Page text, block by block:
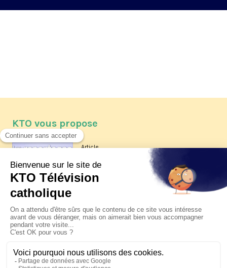
KTO vous propose
Article
Les reportages d'été 2026 de KTO
La visite pastorale du pape Léon
XIV à Assise à suivre sur KTO le
jeudi 6 août
Le pape en Uruguay, Argentine et
Pérou du 6 au 17 novembre 2026